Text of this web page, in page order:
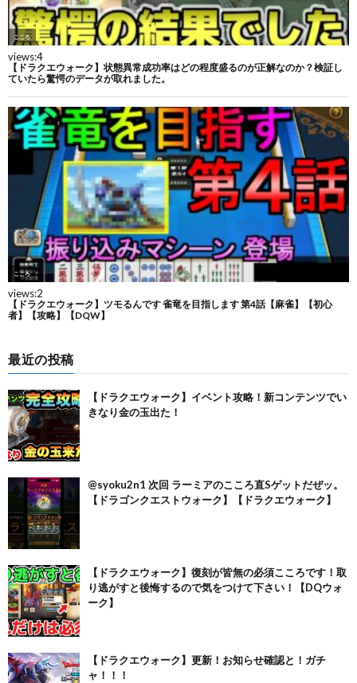
最近の投稿
【ドラクエウォーク】イベント攻略！新コンテンツでい
きなり金の玉出た！
@syoku2n1 次回 ラーミアのこころ直Sゲットだぜッ。
【ドラゴンクエストウォーク】【ドラクエウォーク】
【ドラクエウォーク】復刻が皆無の必須こころです！取
り逃がすと後悔するので気をつけて下さい！【DQウォ
ーク】
【ドラクエウォーク】更新！お知らせ確認と！ガチ
ャ！！！